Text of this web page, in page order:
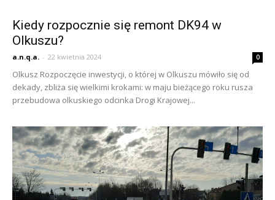
Kiedy rozpocznie się remont DK94 w
Olkuszu?
a.n.q.a. - 22 kwietnia 2024 0
Olkusz Rozpoczęcie inwestycji, o której w Olkuszu mówiło się od
dekady, zbliża się wielkimi krokami: w maju bieżącego roku rusza
przebudowa olkuskiego odcinka Drogi Krajowej...